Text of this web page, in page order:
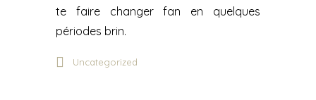
te faire changer fan en quelques
périodes brin.
Uncategorized